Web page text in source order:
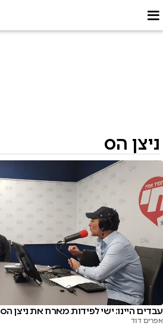
ניצן הס
עבדים היינו: ישי לפידות מארח את ניצן הס
אפרים דוד